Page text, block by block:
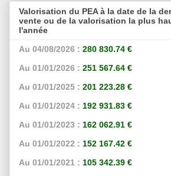
Valorisation du PEA à la date de la
vente ou de la valorisation la plus
l'année
Au 04/08/2026 : 280 830.74 €
Au 01/01/2026 : 251 567.64 €
Au 01/01/2025 : 201 223.28 €
Au 01/01/2024 : 192 931.83 €
Au 01/01/2023 : 162 062.91 €
Au 01/01/2022 : 152 167.42 €
Au 01/01/2021 : 105 342.39 €